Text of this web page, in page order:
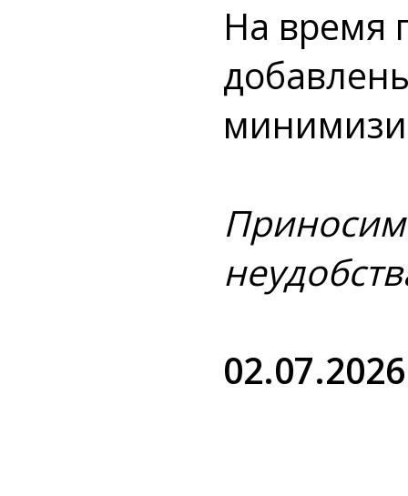
На время
02.07.2026